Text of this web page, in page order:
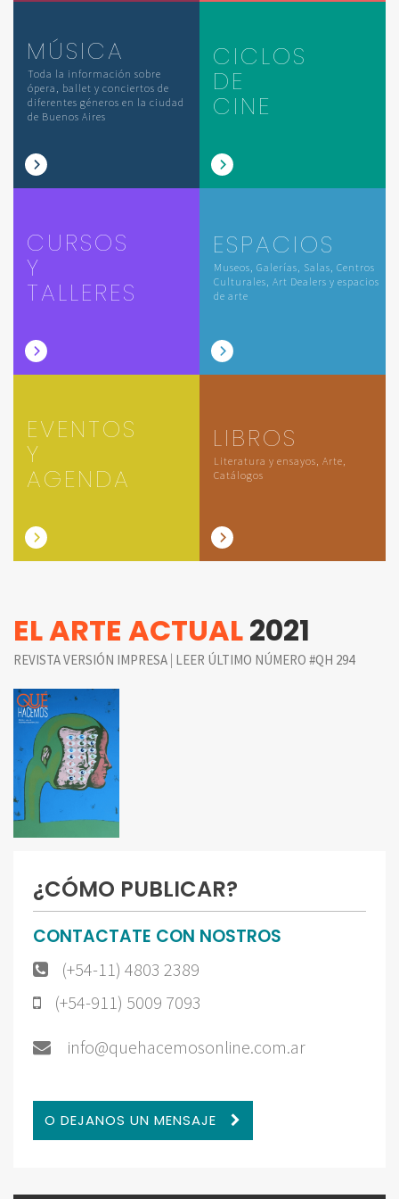
MÚSICA
Toda la información sobre
ópera, ballet y conciertos de
diferentes géneros en la ciudad
de Buenos Aires
CICLOS
DE
CINE
CURSOS
Y
TALLERES
ESPACIOS
Museos, Galerías, Salas, Centros
Culturales, Art Dealers y espacios
de arte
EVENTOS
Y
AGENDA
LIBROS
Literatura y ensayos, Arte,
Catálogos
EL ARTE ACTUAL2021
REVISTA VERSIÓN IMPRESA | LEER ÚLTIMO NÚMERO #QH 294
¿CÓMO PUBLICAR?
CONTACTATE CON NOSTROS
(+54-11) 4803 2389
(+54-911) 5009 7093
info@quehacemosonline.com.ar
O DEJANOS UN MENSAJE